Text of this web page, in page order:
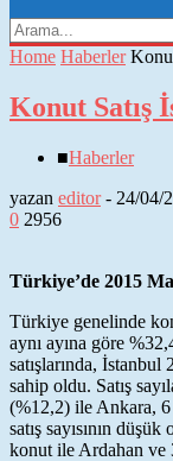
Home Haberler
Konut Satış
■Haberler
yazan editor- 24/04/
0 2956
Türkiye’de 2015
Türkiye genelinde
aynı ayına göre
satışlarında,
sahip oldu. Satış
(%12,2) ile Ankara,
satış sayısının
konut ile Ardahan ve